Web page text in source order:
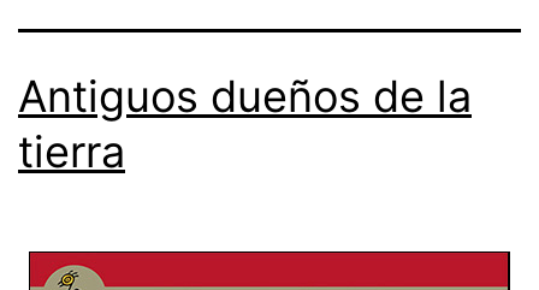
Antiguos dueños de la
tierra